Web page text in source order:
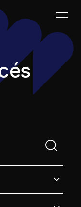
un terme de